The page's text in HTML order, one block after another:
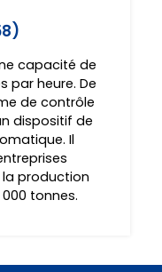
capacité de
par heure. De
de contrôle
dispositif de
Il
production
tonnes.